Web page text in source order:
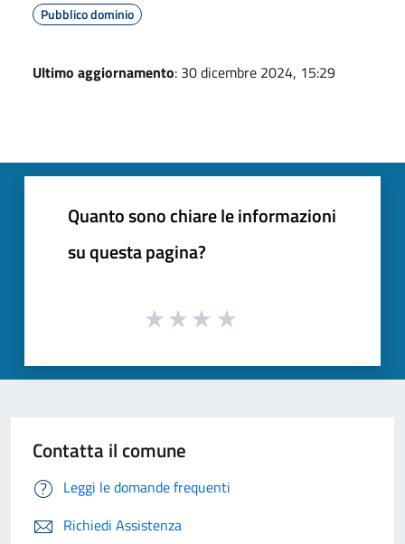
Pubblico dominio
Ultimo aggiornamento: 30 dicembre 2024, 15:29
Quanto sono chiare le informazioni
su questa pagina?
Contatta il comune
Leggi le domande frequenti
Richiedi Assistenza